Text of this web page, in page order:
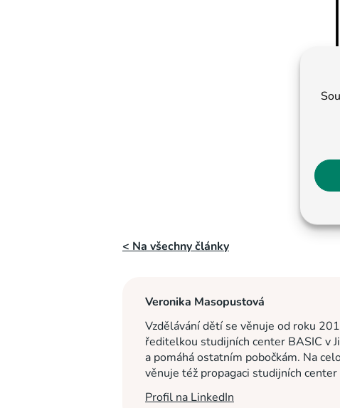
< Na všechny články
Veronika Masopustová
Vzdělávání dětí se věnuje od roku
ředitelkou studijních center BASIC v
a pomáhá ostatním pobočkám. Na
věnuje též propagaci studijních center
Profil na LinkedIn